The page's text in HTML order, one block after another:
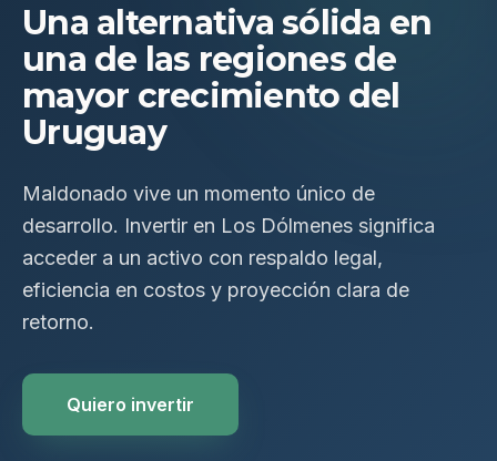
Una alternativa sólida en
una de las regiones de
mayor crecimiento del
Uruguay
Maldonado vive un momento único de
desarrollo. Invertir en Los Dólmenes significa
acceder a un activo con respaldo legal,
eficiencia en costos y proyección clara de
retorno.
Quiero invertir